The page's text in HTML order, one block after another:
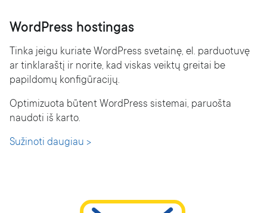
WordPress hostingas
Tinka jeigu kuriate WordPress svetainę, el. parduotuvę
ar tinklaraštį ir norite, kad viskas veiktų greitai be
papildomų konfigūracijų.
Optimizuota būtent WordPress sistemai, paruošta
naudoti iš karto.
Sužinoti daugiau >